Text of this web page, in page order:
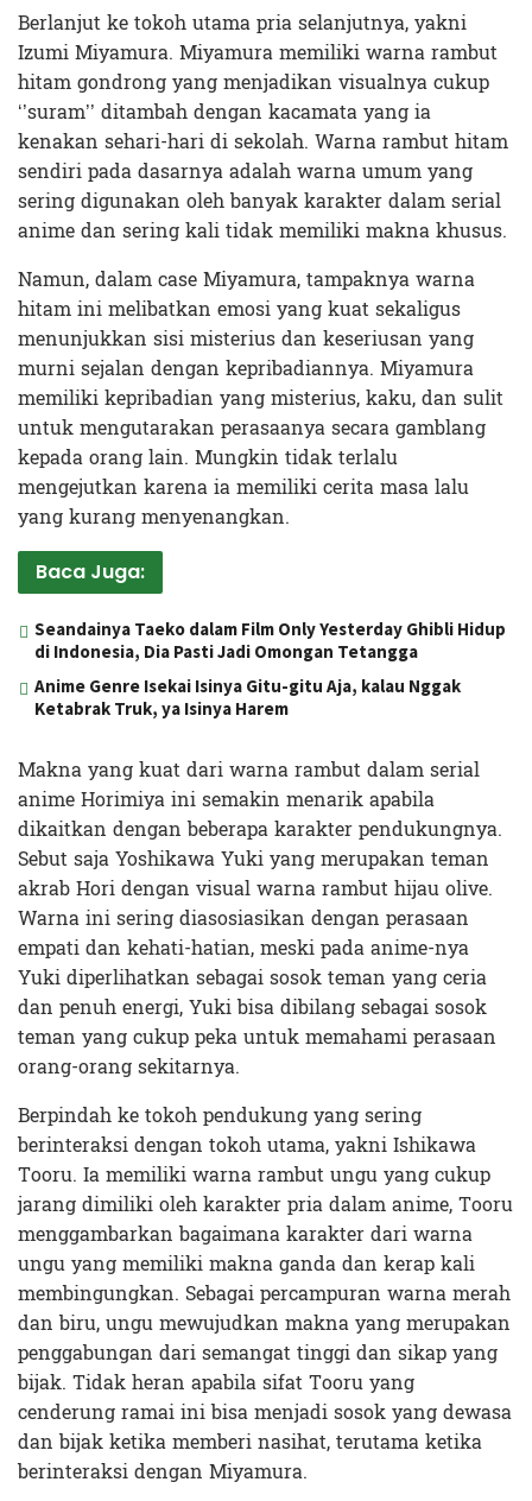
Berlanjut ke tokoh utama pria selanjutnya, yakni
Izumi Miyamura. Miyamura memiliki warna rambut
hitam gondrong yang menjadikan visualnya cukup
‘’suram’’ ditambah dengan kacamata yang ia
kenakan sehari-hari di sekolah. Warna rambut hitam
sendiri pada dasarnya adalah warna umum yang
sering digunakan oleh banyak karakter dalam serial
anime dan sering kali tidak memiliki makna khusus.
Namun, dalam case Miyamura, tampaknya warna
hitam ini melibatkan emosi yang kuat sekaligus
menunjukkan sisi misterius dan keseriusan yang
murni sejalan dengan kepribadiannya. Miyamura
memiliki kepribadian yang misterius, kaku, dan sulit
untuk mengutarakan perasaanya secara gamblang
kepada orang lain. Mungkin tidak terlalu
mengejutkan karena ia memiliki cerita masa lalu
yang kurang menyenangkan.
Baca Juga:
Seandainya Taeko dalam Film Only Yesterday Ghibli Hidup
di Indonesia, Dia Pasti Jadi Omongan Tetangga
Anime Genre Isekai Isinya Gitu-gitu Aja, kalau Nggak
Ketabrak Truk, ya Isinya Harem
Makna yang kuat dari warna rambut dalam serial
anime Horimiya ini semakin menarik apabila
dikaitkan dengan beberapa karakter pendukungnya.
Sebut saja Yoshikawa Yuki yang merupakan teman
akrab Hori dengan visual warna rambut hijau olive.
Warna ini sering diasosiasikan dengan perasaan
empati dan kehati-hatian, meski pada anime-nya
Yuki diperlihatkan sebagai sosok teman yang ceria
dan penuh energi, Yuki bisa dibilang sebagai sosok
teman yang cukup peka untuk memahami perasaan
orang-orang sekitarnya.
Berpindah ke tokoh pendukung yang sering
berinteraksi dengan tokoh utama, yakni Ishikawa
Tooru. Ia memiliki warna rambut ungu yang cukup
jarang dimiliki oleh karakter pria dalam anime, Tooru
menggambarkan bagaimana karakter dari warna
ungu yang memiliki makna ganda dan kerap kali
membingungkan. Sebagai percampuran warna merah
dan biru, ungu mewujudkan makna yang merupakan
penggabungan dari semangat tinggi dan sikap yang
bijak. Tidak heran apabila sifat Tooru yang
cenderung ramai ini bisa menjadi sosok yang dewasa
dan bijak ketika memberi nasihat, terutama ketika
berinteraksi dengan Miyamura.